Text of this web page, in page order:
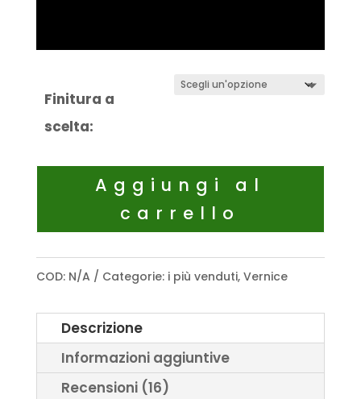
Finitura a
scelta:
Aggiungi al
carrello
COD: N/A Categorie: i più venduti, Vernice
Descrizione
Informazioni aggiuntive
Recensioni (16)